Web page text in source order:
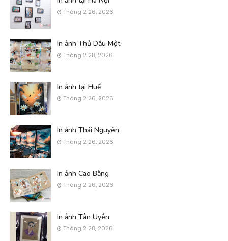
Tháng 2 26, 2026
In ảnh Thủ Dầu Một
Tháng 2 28, 2026
In ảnh tại Huế
Tháng 2 26, 2026
In ảnh Thái Nguyên
Tháng 2 26, 2026
In ảnh Cao Bằng
Tháng 2 26, 2026
In ảnh Tân Uyên
Tháng 2 28, 2026